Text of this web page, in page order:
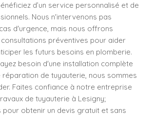
d’un service personnalisé et de
Nous n'intervenons pas
d'urgence, mais nous offrons
préventives pour aider
les futurs besoins en plomberie.
besoin d'une installation complète
réparation de tuyauterie, nous sommes
Faites confiance à notre entreprise
de tuyauterie à Lesigny;
pour obtenir un devis gratuit et sans